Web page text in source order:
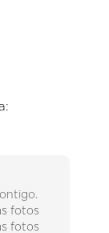
fotos
fotos